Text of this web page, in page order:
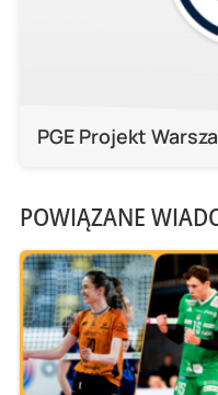
PGE Projekt
POWIĄZANE